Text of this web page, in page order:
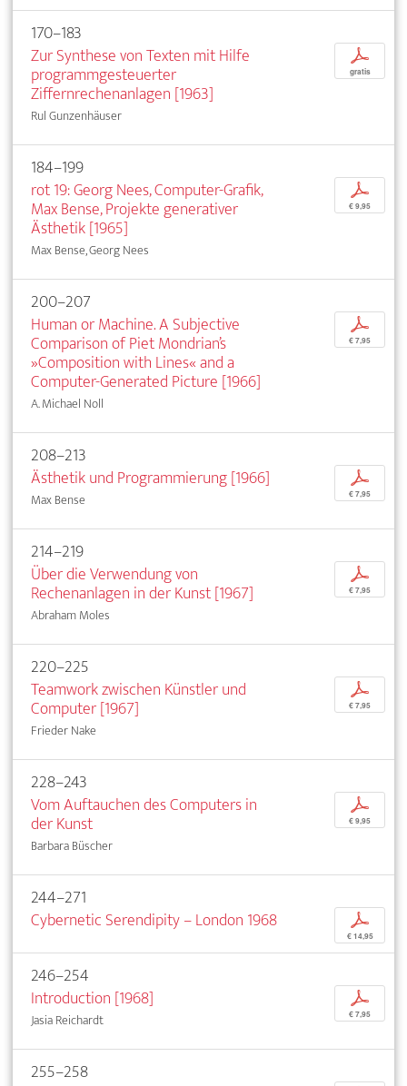
170–183
Zur Synthese von Texten mit Hilfe
programmgesteuerter
Ziffernrechenanlagen [1963]
Rul Gunzenhäuser
p
gratis
184–199
rot 19: Georg Nees, Computer-Grafik,
Max Bense, Projekte generativer
Ästhetik [1965]
Max Bense, Georg Nees
p
€ 9,95
200–207
Human or Machine. A Subjective
Comparison of Piet Mondrian’s
»Composition with Lines« and a
Computer-Generated Picture [1966]
A. Michael Noll
p
€ 7,95
208–213
Ästhetik und Programmierung [1966]
Max Bense
p
€ 7,95
214–219
Über die Verwendung von
Rechenanlagen in der Kunst [1967]
Abraham Moles
p
€ 7,95
220–225
Teamwork zwischen Künstler und
Computer [1967]
Frieder Nake
p
€ 7,95
228–243
Vom Auftauchen des Computers in
der Kunst
Barbara Büscher
p
€ 9,95
244–271
Cybernetic Serendipity – London 1968
p
€ 14,95
246–254
Introduction [1968]
Jasia Reichardt
p
€ 7,95
255–258